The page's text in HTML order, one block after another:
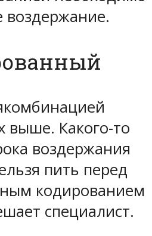
воздержание.
выше. Какого-то
воздержания
пить перед
кодированием
специалист.